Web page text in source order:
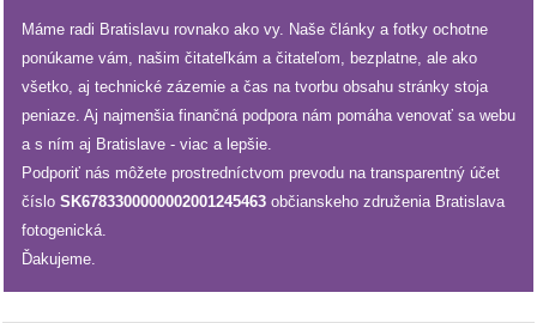
Máme radi Bratislavu rovnako ako vy. Naše články a fotky ochotne
ponúkame vám, našim čitateľkám a čitateľom, bezplatne, ale ako
všetko, aj technické zázemie a čas na tvorbu obsahu stránky stoja
peniaze. Aj najmenšia finančná podpora nám pomáha venovať sa webu
a s ním aj Bratislave - viac a lepšie.
Podporiť nás môžete prostredníctvom prevodu na transparentný účet
číslo SK6783300000002001245463 občianskeho združenia Bratislava
fotogenická.
Ďakujeme.